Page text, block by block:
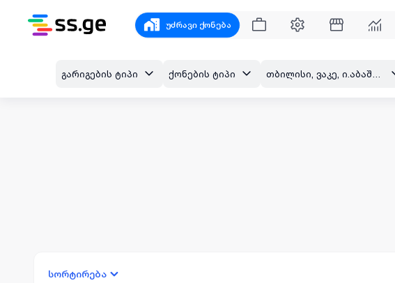
უძრავი ქონება
გარიგების ტიპი ქონების ტიპი
სორტირება